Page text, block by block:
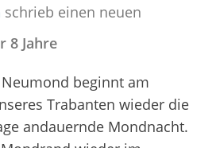
schrieb einen neuen
8 Jahre
beginnt am
Trabanten wieder die
andauernde Mondnacht.